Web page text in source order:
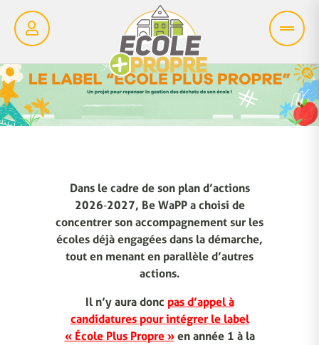
Dans le cadre de son plan d’actions
2026‑2027, Be WaPP a choisi de
concentrer son accompagnement sur les
écoles déjà engagées dans la démarche,
tout en menant en parallèle d’autres
actions.
Il n’y aura donc pas d’appel à
candidatures pour intégrer le label
« École Plus Propre »en année 1 à la